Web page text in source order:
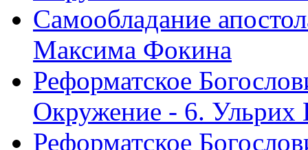
Самообладание
Максима Фокина
Реформатское
Окружение - 6. Ульрих
Реформатское